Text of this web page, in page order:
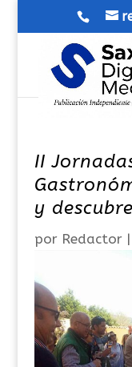
II
y
por Redactor|